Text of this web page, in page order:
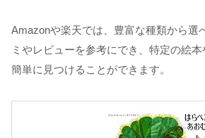
Amazonや楽天では、豊富な種類から選
ミやレビューを参考にでき、特定の絵
簡単に見つけることができます。